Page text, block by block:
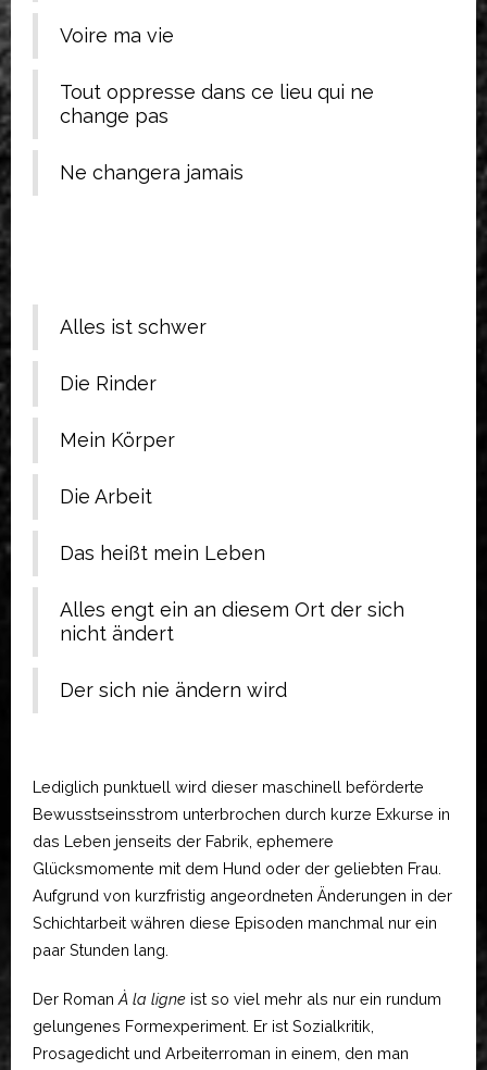
Voire ma vie
Tout oppresse dans ce lieu qui ne
change pas
Ne changera jamais
Alles ist schwer
Die Rinder
Mein Körper
Die Arbeit
Das heißt mein Leben
Alles engt ein an diesem Ort der sich
nicht ändert
Der sich nie ändern wird
Lediglich punktuell wird dieser maschinell beförderte
Bewusstseinsstrom unterbrochen durch kurze Exkurse in
das Leben jenseits der Fabrik, ephemere
Glücksmomente mit dem Hund oder der geliebten Frau.
Aufgrund von kurzfristig angeordneten Änderungen in der
Schichtarbeit währen diese Episoden manchmal nur ein
paar Stunden lang.
Der Roman À la ligne ist so viel mehr als nur ein rundum
gelungenes Formexperiment. Er ist Sozialkritik,
Prosagedicht und Arbeiterroman in einem, den man